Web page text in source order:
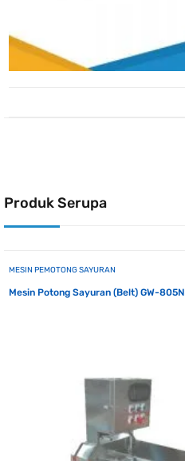
Produk Serupa
MESIN PEMOTONG SAYURAN
Mesin Potong Sayuran (Belt) GW-805N